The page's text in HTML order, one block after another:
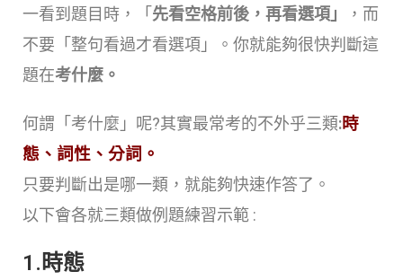
一看到題目時，「先看空格前後，再看選項」
，而
不要「整句看過才看選項」。你就能夠很快判斷這
題在考什麼。
何謂「考什麼」呢?其實最常考的不外乎三類:時
態、詞性、分詞。
只要判斷出是哪一類，就能夠快速作答了。
以下會各就三類做例題練習示範 :
1.時態